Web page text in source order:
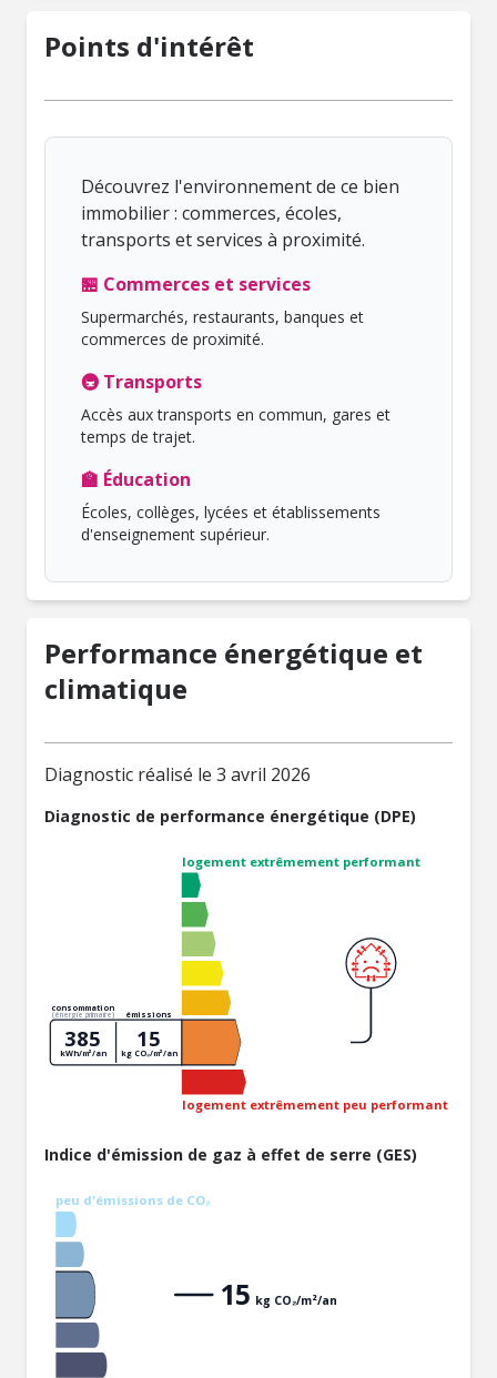
Points d'intérêt
Découvrez l'environnement de ce bien
immobilier : commerces, écoles,
transports et services à proximité.
🏪 Commerces et services
Supermarchés, restaurants, banques et
commerces de proximité.
🚇 Transports
Accès aux transports en commun, gares et
temps de trajet.
🏫 Éducation
Écoles, collèges, lycées et établissements
d'enseignement supérieur.
Performance énergétique et
climatique
Diagnostic réalisé le 3 avril 2026
Diagnostic de performance énergétique (DPE)
logement extrêmement performant
logement extrêmement peu performant
consommation
(énergie primaire) émissions
385
kWh/m²/an
15
kg CO₂/m²/an
Indice d'émission de gaz à effet de serre (GES)
peu d'émissions de CO₂
15 kg CO₂/m²/an